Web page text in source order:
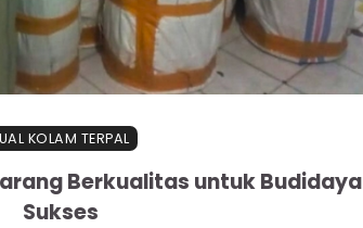
KOLAM TERPAL
Berkualitas untuk Budidaya
Sukses